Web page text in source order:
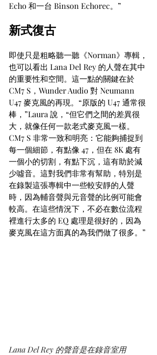
Echo 和一台 Binson Echorec。”
新式復古
即使只是粗略聽一聽《Norman》專輯，
也可以看出 Lana Del Rey 的人聲在其中
的重要性和空間。這一點的關鍵在於
CM7 S，Wunder Audio 對 Neumann
U47 麥克風的再現。“原版的 U47 通常很
棒，”Laura 說，“但它們之間的差異很
大，就像任何一款老式麥克風一樣。
CM7 S 非常一致和明亮：它能夠捕捉到
每一個細節，有點像 47，但在 8K 處有
一個小的切割，有點下沉，這有助於減
少噓音。這對我們非常有幫助，特別是
在錄製這張專輯中一些較安靜的人聲
時，因為輔音聲與元音聲的比例可能會
較高。在這些情況下，不必在數位流程
裡進行太多的 EQ 處理是很好的，因為
麥克風在這方面真的為我們做了很多。”
Lana Del Rey 的聲音是在錄音室用